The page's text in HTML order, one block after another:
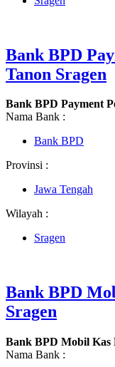
Bank BPD
Tanon Sragen
Bank BPD Payment
Nama Bank :
Bank BPD
Provinsi :
Jawa Tengah
Wilayah :
Sragen
Bank BPD
Sragen
Bank BPD Mobil Kas
Nama Bank :